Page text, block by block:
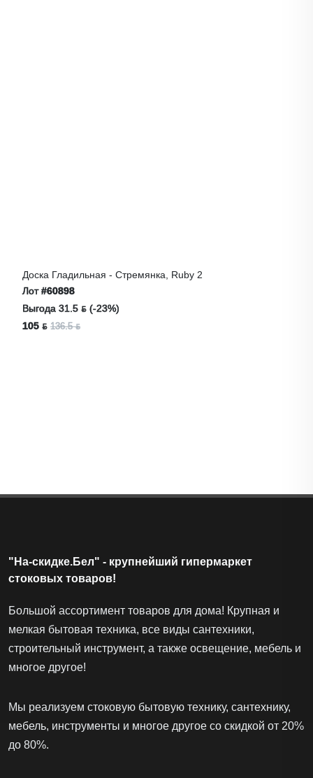
Доска Гладильная - Стремянка, Ruby 2
Лот#60898
Выгода 31.5 ƃ (-23%)
105 ƃ 136.5 ƃ
"На-скидке.Бел" - крупнейший гипермаркет
стоковых товаров!
Большой ассортимент товаров для дома! Крупная и
мелкая бытовая техника, все виды сантехники,
строительный инструмент, а также освещение, мебель и
многое другое!
Мы реализуем стоковую бытовую технику, сантехнику,
мебель, инструменты и многое другое со скидкой от 20%
до 80%.